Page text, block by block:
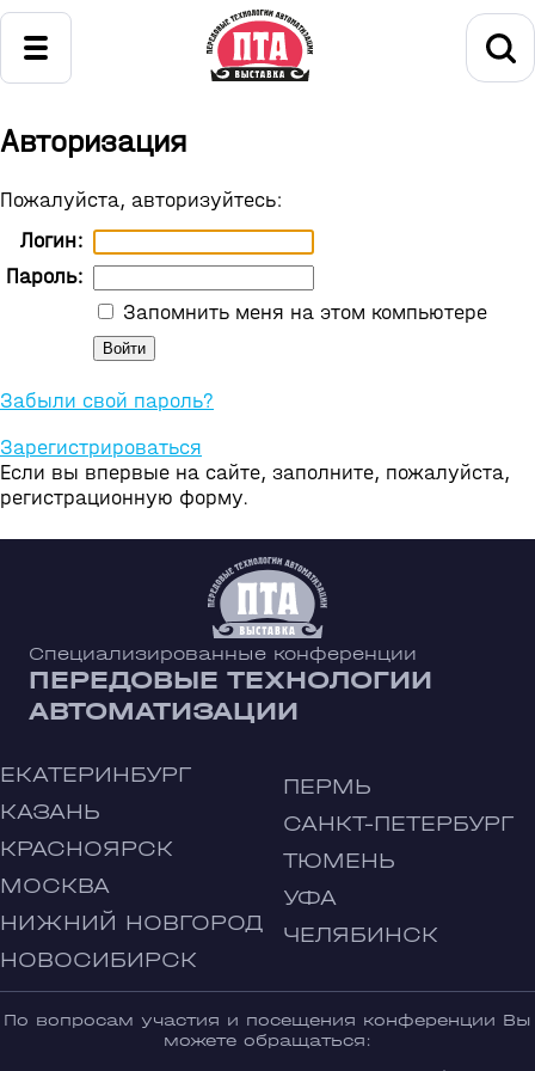
Авторизация
Пожалуйста, авторизуйтесь:
Логин:
Пароль:
Запомнить меня на этом компьютере
Забыли свой пароль?
Зарегистрироваться
Если вы впервые на сайте, заполните, пожалуйста,
регистрационную форму.
Специализированные конференции
ПЕРЕДОВЫЕ ТЕХНОЛОГИИ
АВТОМАТИЗАЦИИ
ЕКАТЕРИНБУРГ
КАЗАНЬ
КРАСНОЯРСК
МОСКВА
НИЖНИЙ НОВГОРОД
НОВОСИБИРСК
ПЕРМЬ
САНКТ-ПЕТЕРБУРГ
ТЮМЕНЬ
УФА
ЧЕЛЯБИНСК
По вопросам участия и посещения конференции Вы
можете обращаться: